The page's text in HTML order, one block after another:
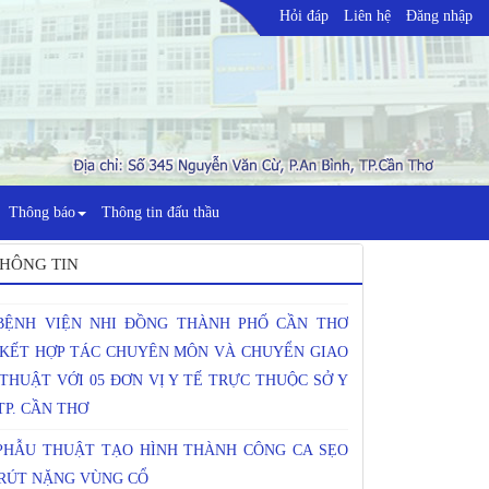
Hỏi đáp Liên hệ Đăng nhập
Thông báo Thông tin đấu thầu
TIN
SINH HOẠT KHOA HỌC KỸ THUẬT CHUYÊN ĐỀ
HÀNH LÂM SÀNG TRONG TƯ VẤN DINH
HIỆU QUẢ CHO TRẺ SUY DINH
NGUY CƠ SUY DINH DƯỠNG"
VIỆN NHI ĐỒNG THÀNH PHỐ CẦN THƠ
HỢP TÁC CHUYÊN MÔN VÀ CHUYỂN GIAO
VỚI 05 ĐƠN VỊ Y TẾ TRỰC THUỘC SỞ Y
CẦN THƠ
PHẪU THUẬT TẠO HÌNH THÀNH CÔNG CA SẸO
NẶNG VÙNG CỔ
THUẬT TẠO HÌNH DỊ TẬT BẨM SINH BÀN
– BÀN CHÂN CHO TRẺ NGAY TẠI BỆNH VIỆN